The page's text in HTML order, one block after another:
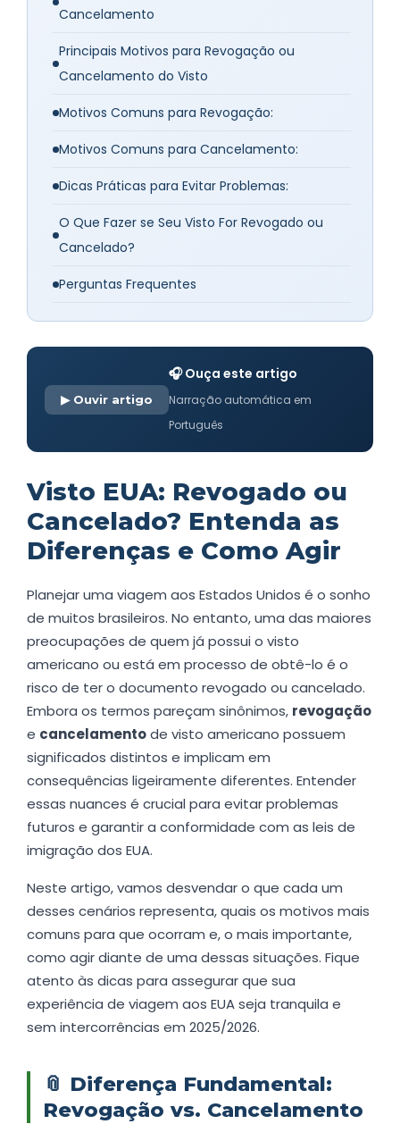
Cancelamento
Principais Motivos para Revogação ou
Cancelamento do Visto
Motivos Comuns para Revogação:
Motivos Comuns para Cancelamento:
Dicas Práticas para Evitar Problemas:
O Que Fazer se Seu Visto For Revogado ou
Cancelado?
Perguntas Frequentes
▶ Ouvir artigo
🎧 Ouça este artigo
Narração automática em
Português
Visto EUA: Revogado ou
Cancelado? Entenda as
Diferenças e Como Agir
Planejar uma viagem aos Estados Unidos é o sonho
de muitos brasileiros. No entanto, uma das maiores
preocupações de quem já possui o visto
americano ou está em processo de obtê-lo é o
risco de ter o documento revogado ou cancelado.
Embora os termos pareçam sinônimos, revogação
e cancelamentode visto americano possuem
significados distintos e implicam em
consequências ligeiramente diferentes. Entender
essas nuances é crucial para evitar problemas
futuros e garantir a conformidade com as leis de
imigração dos EUA.
Neste artigo, vamos desvendar o que cada um
desses cenários representa, quais os motivos mais
comuns para que ocorram e, o mais importante,
como agir diante de uma dessas situações. Fique
atento às dicas para assegurar que sua
experiência de viagem aos EUA seja tranquila e
sem intercorrências em 2025/2026.
📎 Diferença Fundamental:
Revogação vs. Cancelamento